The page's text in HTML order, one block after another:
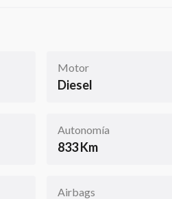
Motor
Diesel
Autonomía
833 Km
Airbags